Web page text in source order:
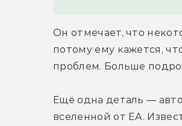
Он отмечает, что
потому ему кажется,
проблем. Больше
Ещё одна деталь —
вселенной от EA.